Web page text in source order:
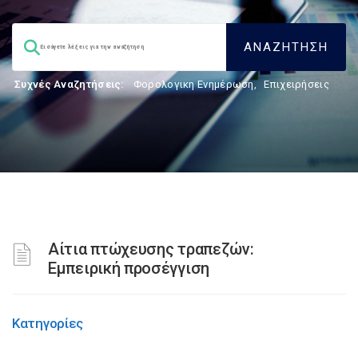
Συχνές Αναζητήσεις: Φορολογικη Ενημέρωση, Επιχειρήσεις
Αίτια πτώχευσης τραπεζών:
Εμπειρική προσέγγιση
Κατηγορίες